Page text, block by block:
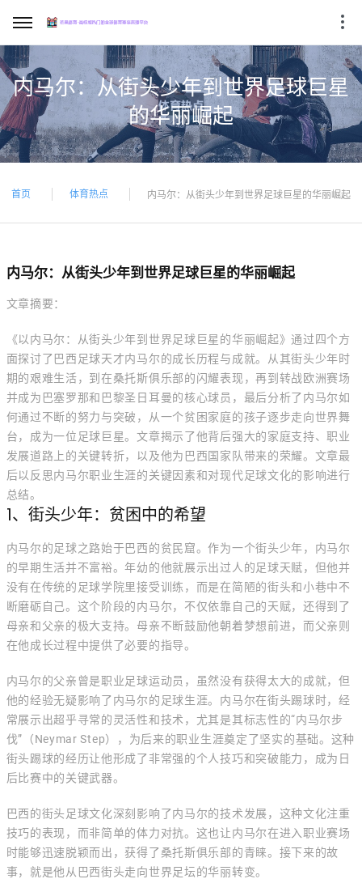
内马尔：从街头少年到世界足球巨星
的华丽崛起
首页 体育热点 内马尔：从街头少年到世界足球巨星的华丽崛起
内马尔：从街头少年到世界足球巨星的华丽崛起
文章摘要：
《以内马尔：从街头少年到世界足球巨星的华丽崛起》通过四个方
面探讨了巴西足球天才内马尔的成长历程与成就。从其街头少年时
期的艰难生活，到在桑托斯俱乐部的闪耀表现，再到转战欧洲赛场
并成为巴塞罗那和巴黎圣日耳曼的核心球员，最后分析了内马尔如
何通过不断的努力与突破，从一个贫困家庭的孩子逐步走向世界舞
台，成为一位足球巨星。文章揭示了他背后强大的家庭支持、职业
发展道路上的关键转折，以及他为巴西国家队带来的荣耀。文章最
后以反思内马尔职业生涯的关键因素和对现代足球文化的影响进行
总结。
1、街头少年：贫困中的希望
内马尔的足球之路始于巴西的贫民窟。作为一个街头少年，内马尔
的早期生活并不富裕。年幼的他就展示出过人的足球天赋，但他并
没有在传统的足球学院里接受训练，而是在简陋的街头和小巷中不
断磨砺自己。这个阶段的内马尔，不仅依靠自己的天赋，还得到了
母亲和父亲的极大支持。母亲不断鼓励他朝着梦想前进，而父亲则
在他成长过程中提供了必要的指导。
内马尔的父亲曾是职业足球运动员，虽然没有获得太大的成就，但
他的经验无疑影响了内马尔的足球生涯。内马尔在街头踢球时，经
常展示出超乎寻常的灵活性和技术，尤其是其标志性的“内马尔步
伐”（Neymar Step），为后来的职业生涯奠定了坚实的基础。这种
街头踢球的经历让他形成了非常强的个人技巧和突破能力，成为日
后比赛中的关键武器。
巴西的街头足球文化深刻影响了内马尔的技术发展，这种文化注重
技巧的表现，而非简单的体力对抗。这也让内马尔在进入职业赛场
时能够迅速脱颖而出，获得了桑托斯俱乐部的青睐。接下来的故
事，就是他从巴西街头走向世界足坛的华丽转变。